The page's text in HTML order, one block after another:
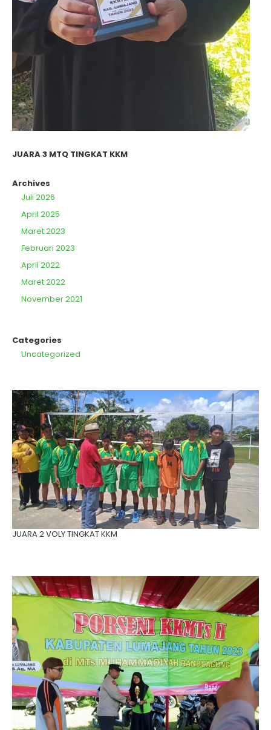
JUARA 3 MTQ TINGKAT KKM
Archives
Juli 2026
April 2025
Maret 2023
Februari 2023
April 2022
Maret 2022
November 2021
Categories
Uncategorized
JUARA 2 VOLY TINGKAT KKM